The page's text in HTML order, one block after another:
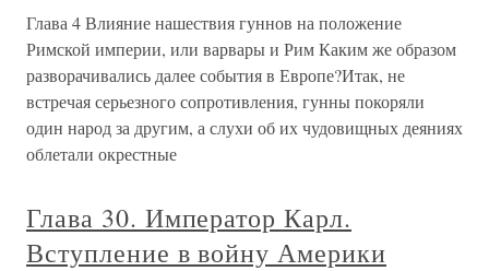
Глава 4 Влияние нашествия гуннов на положение
Римской империи, или варвары и Рим Каким же образом
разворачивались далее события в Европе?Итак, не
встречая серьезного сопротивления, гунны покоряли
один народ за другим, а слухи об их чудовищных деяниях
облетали окрестные
Глава 30. Император Карл.
Вступление в войну Америки